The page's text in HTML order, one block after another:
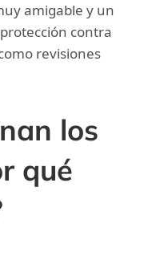
amigable y un
contra
revisiones
los
qué